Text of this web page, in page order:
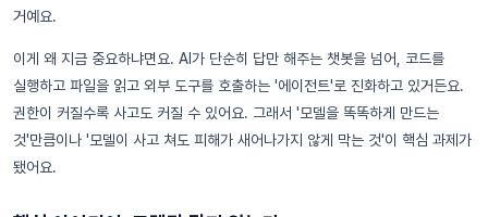
거예요.
이게 왜 지금 중요하냐면요. AI가 단순히 답만 해주는 챗봇을 넘어, 코드를
실행하고 파일을 읽고 외부 도구를 호출하는 '에이전트'로 진화하고 있거든요.
권한이 커질수록 사고도 커질 수 있어요. 그래서 '모델을 똑똑하게 만드는
것'만큼이나 '모델이 사고 쳐도 피해가 새어나가지 않게 막는 것'이 핵심 과제가
됐어요.